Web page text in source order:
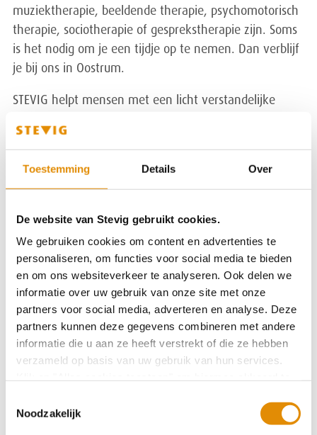
Toestemming Details Over
De website van Stevig gebruikt cookies.
We gebruiken cookies om content en advertenties te
personaliseren, om functies voor social media te bieden
en om ons websiteverkeer te analyseren. Ook delen we
informatie over uw gebruik van onze site met onze
partners voor social media, adverteren en analyse. Deze
partners kunnen deze gegevens combineren met andere
informatie die u aan ze heeft verstrekt of die ze hebben
verzameld op basis van uw gebruik van hun services.
Op onze privacypagina kunt u meer lezen over onze
cookies en via de cookie-instellingen button linksonder op
Noodzakelijk
Aanmelden
Ik ben aangemeld
Mijn behandeling start
Ik word opgenomen
Ik kom via justitie
Na mijn behandeling/opname
muziektherapie, beeldende therapie, psychomotorisch
therapie, sociotherapie of gesprekstherapie zijn. Soms
is het nodig om je een tijdje op te nemen. Dan verblijf
je bij ons in Oostrum.
STEVIG helpt mensen met een licht verstandelijke